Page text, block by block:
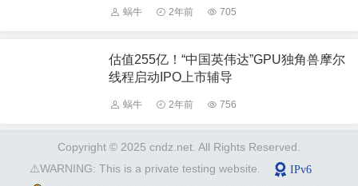
蜗牛 2年前 705
估值255亿！“中国英伟达”GPU独角兽摩尔
线程启动IPO上市辅导
蜗牛 2年前 756
Copyright © 2025 cndz.net. All Rights Reserved.
⚠️WARNING: This is a private testing website.